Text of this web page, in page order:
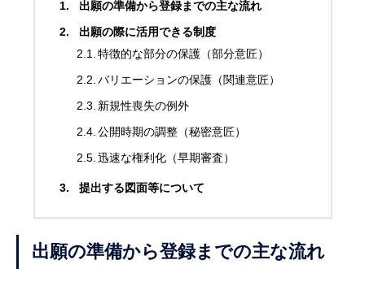
出願の準備から登録までの主な流れ
出願の際に活用できる制度
特徴的な部分の保護（部分意匠）
バリエーションの保護（関連意匠）
新規性喪失の例外
公開時期の調整（秘密意匠）
迅速な権利化（早期審査）
提出する図面等について
出願の準備から登録までの主な流れ